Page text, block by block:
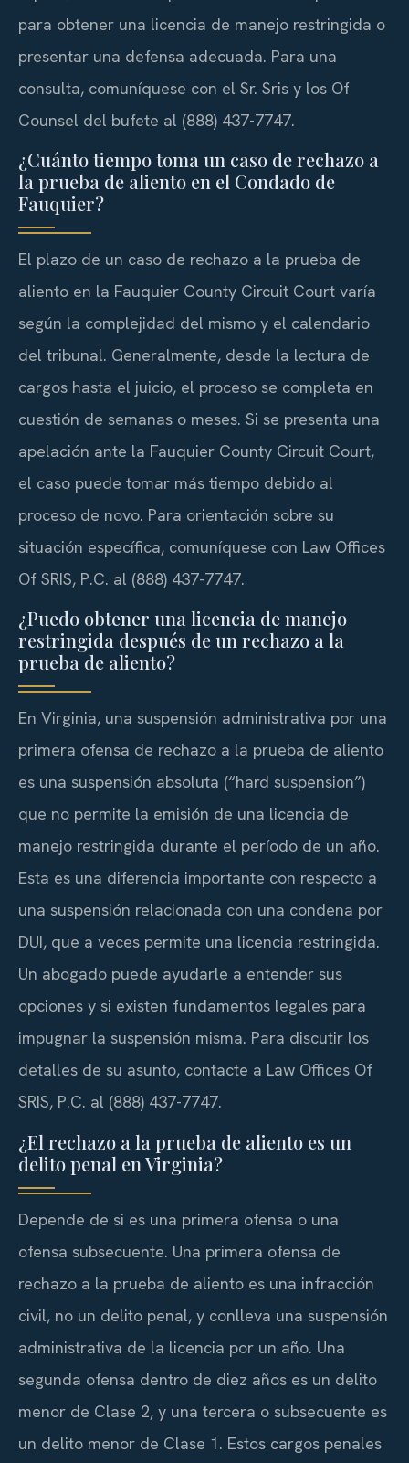
para obtener una licencia de manejo restringida o
presentar una defensa adecuada. Para una
consulta, comuníquese con el Sr. Sris y los Of
Counsel del bufete al (888) 437-7747.
¿Cuánto tiempo toma un caso de rechazo a
la prueba de aliento en el Condado de
Fauquier?
El plazo de un caso de rechazo a la prueba de
aliento en la Fauquier County Circuit Court varía
según la complejidad del mismo y el calendario
del tribunal. Generalmente, desde la lectura de
cargos hasta el juicio, el proceso se completa en
cuestión de semanas o meses. Si se presenta una
apelación ante la Fauquier County Circuit Court,
el caso puede tomar más tiempo debido al
proceso de novo. Para orientación sobre su
situación específica, comuníquese con Law Offices
Of SRIS, P.C. al (888) 437-7747.
¿Puedo obtener una licencia de manejo
restringida después de un rechazo a la
prueba de aliento?
En Virginia, una suspensión administrativa por una
primera ofensa de rechazo a la prueba de aliento
es una suspensión absoluta (“hard suspension”)
que no permite la emisión de una licencia de
manejo restringida durante el período de un año.
Esta es una diferencia importante con respecto a
una suspensión relacionada con una condena por
DUI, que a veces permite una licencia restringida.
Un abogado puede ayudarle a entender sus
opciones y si existen fundamentos legales para
impugnar la suspensión misma. Para discutir los
detalles de su asunto, contacte a Law Offices Of
SRIS, P.C. al (888) 437-7747.
¿El rechazo a la prueba de aliento es un
delito penal en Virginia?
Depende de si es una primera ofensa o una
ofensa subsecuente. Una primera ofensa de
rechazo a la prueba de aliento es una infracción
civil, no un delito penal, y conlleva una suspensión
administrativa de la licencia por un año. Una
segunda ofensa dentro de diez años es un delito
menor de Clase 2, y una tercera o subsecuente es
un delito menor de Clase 1. Estos cargos penales